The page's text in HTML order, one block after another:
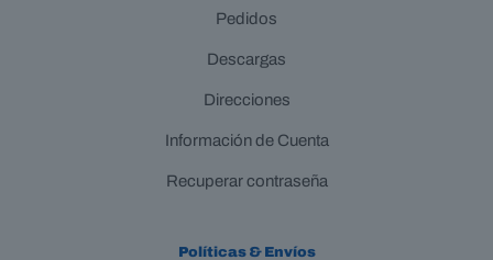
Pedidos
Descargas
Direcciones
Información de Cuenta
Recuperar contraseña
Políticas & Envíos